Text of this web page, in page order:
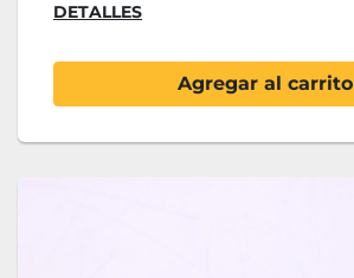
DETALLES
Agregar al carrito